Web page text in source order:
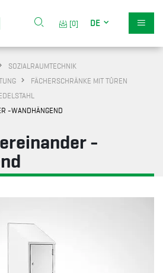
[0] DE
SOZIALRAUMTECHNIK
FÄCHERSCHRÄNKE MIT TÜREN
-WANDHÄNGEND
-